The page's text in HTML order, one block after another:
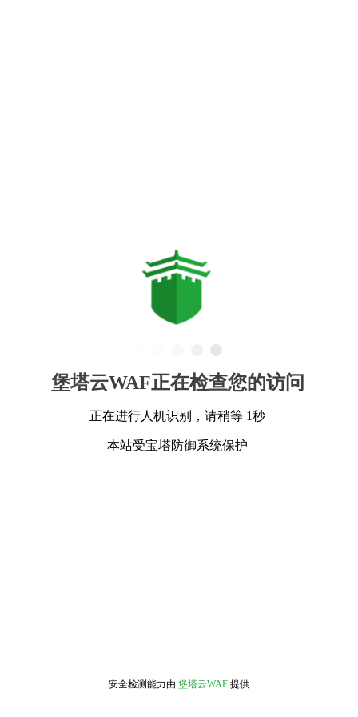
堡塔云WAF正在检查您的访问
正在进行人机识别，请稍等 1秒
本站受宝塔防御系统保护
安全检测能力由 堡塔云WAF 提供